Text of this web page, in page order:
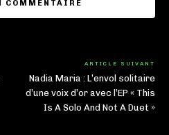
ARTICLE SUIVANT
Nadia Maria : L’envol solitaire
d’une voix d’or avec l’EP « This
Is A Solo And Not A Duet »